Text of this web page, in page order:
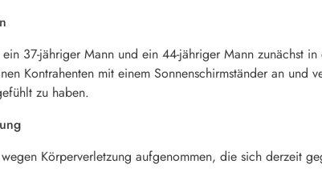
37-jähriger Mann und ein 44-jähriger Mann zunächst
Kontrahenten mit einem Sonnenschirmständer an und
zu haben.
Körperverletzung aufgenommen, die sich derzeit